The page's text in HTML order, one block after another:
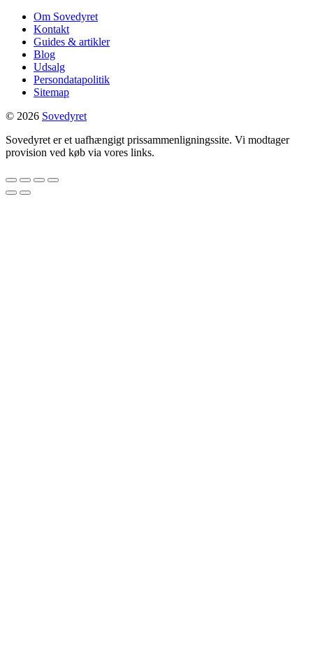
Om Sovedyret
Kontakt
Guides & artikler
Blog
Udsalg
Persondatapolitik
Sitemap
© 2026 Sovedyret
Sovedyret er et uafhængigt prissammenligningssite. Vi modtager
provision ved køb via vores links.